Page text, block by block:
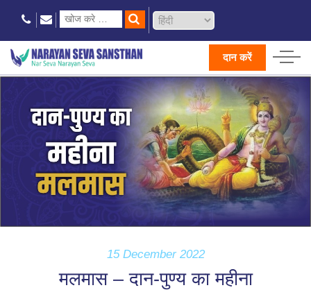
दान करें
15 December 2022
मलमास – दान-पुण्य का महीना